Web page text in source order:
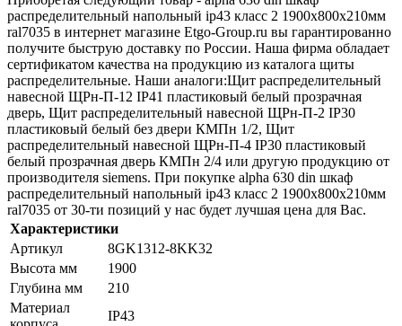
распределительный напольный ip43 класс 2 1900х800х210мм
ral7035 в интернет магазине Etgo-Group.ru вы гарантированно
получите быструю доставку по России. Наша фирма обладает
сертификатом качества на продукцию из каталога щиты
распределительные. Наши аналоги:Щит распределительный
навесной ЩРн-П-12 IP41 пластиковый белый прозрачная
дверь, Щит распределительный навесной ЩРн-П-2 IP30
пластиковый белый без двери КМПн 1/2, Щит
распределительный навесной ЩРн-П-4 IP30 пластиковый
белый прозрачная дверь КМПн 2/4 или другую продукцию от
производителя siemens. При покупке alpha 630 din шкаф
распределительный напольный ip43 класс 2 1900х800х210мм
ral7035 от 30-ти позиций у нас будет лучшая цена для Вас.
Характеристики
Артикул
8GK1312-8KK32
Высота мм
1900
Глубина мм
210
Материал
IP43